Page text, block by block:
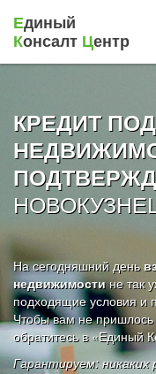
Единый
Консалт Центр
КРЕДИТ
На сегодняшний день
недвижимостине так
подходящие условия и
Чтобы вам не пришлось
обратитесь в «Единый
Гарантируем: никаких